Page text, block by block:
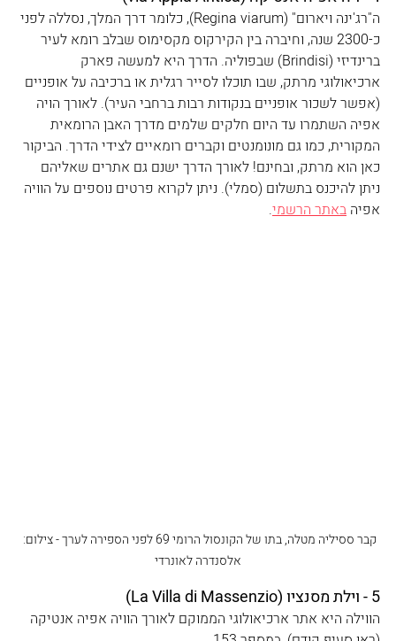
ה"רג'ינה ויארום" (Regina viarum), כלומר דרך המלך, נסללה לפני
כ-2300 שנה, וחיברה בין הקירקוס מקסימוס שבלב רומא לעיר
ברינדיזי (Brindisi) שבפוליה. הדרך היא למעשה פארק
ארכיאולוגי מרתק, שבו תוכלו לסייר רגלית או ברכיבה על אופניים
(אפשר לשכור אופניים בנקודות רבות ברחבי העיר). לאורך הויה
אפיה השתמרו עד היום חלקים שלמים מדרך האבן הרומאית
המקורית, כמו גם מונומנטים וקברים רומאיים לצידי הדרך. הביקור
כאן הוא מרתק, ובחינם! לאורך הדרך ישנם גם אתרים שאליהם
ניתן להיכנס בתשלום (סמלי). ניתן לקרוא פרטים נוספים על הוויה
אפיה באתר הרשמי.
קבר ססיליה מטלה, בתו של הקונסול הרומי 69 לפני הספירה לערך - צילום:
אלסנדרה לאונרדי
5 - וילת מסנציו (La Villa di Massenzio)
הווילה היא אתר ארכיאולוגי הממוקם לאורך הוויה אפיה אנטיקה